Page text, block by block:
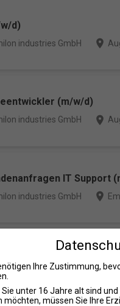
d)
industries GmbH place
(m/w/d)
industries GmbH place
IT Support
industries GmbH place
(Compulsory
GbR placeHamburg
Ihre Zustimmung,
Sie unter 16 Jahre alt sind
möchten, müssen Sie Ihre